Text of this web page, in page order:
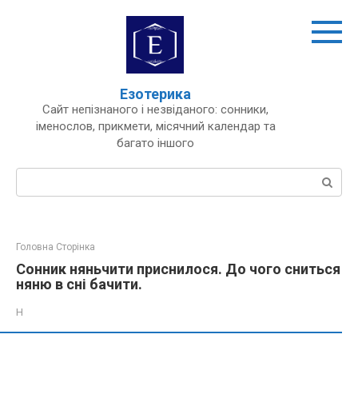
Езотерика
Сайт непізнаного і незвіданого: сонники,
іменослов, прикмети, місячний календар та
багато іншого
Пошук:
Головна Сторінка
Сонник няньчити приснилося. До чого сниться
няню в сні бачити.
Н